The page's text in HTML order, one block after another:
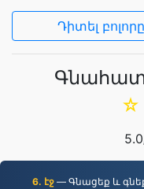
Դիտել
☆
5.0
6. էջ — Գնացեք և